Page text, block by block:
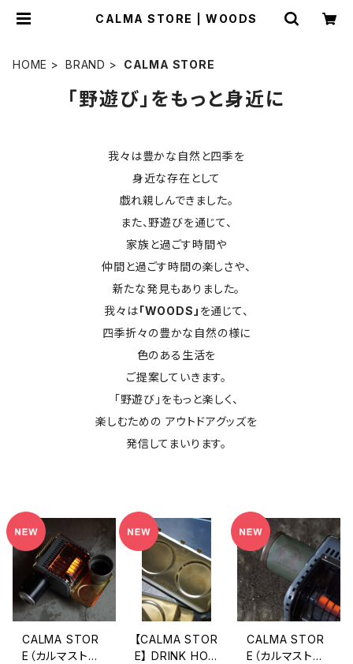
CALMA STORE | WOODS
HOME BRAND CALMA STORE
「野遊び」をもっと身近に
我々は豊かな自然と四季を
身近な存在として
戯れ親しんできました。
また、野遊びを通じて、
家族と過ごす時間や
仲間と過ごす時間の楽しさや、
新たな発見もありました。
我々は「WOODS」 を通じて、
四季折々の豊かな自然の様に
色のある生活を
ご提案していきます。
「野遊び」をもっと楽しく、
楽しむための アウトドアグッズを
発信してまいります。
CALMA STOR
E（カルマストア）
【CALMA STOR
E】 DRINK HOL
CALMA STOR
E（カルマストア）